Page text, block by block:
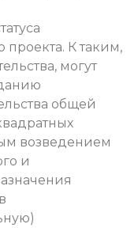
К таким,
могут
общей
возведением
и